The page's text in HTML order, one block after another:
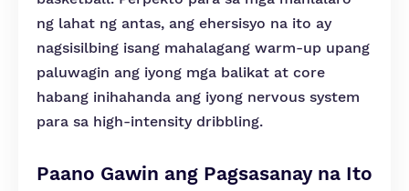
ng lahat ng antas, ang ehersisyo na ito ay
nagsisilbing isang mahalagang warm-up upang
paluwagin ang iyong mga balikat at core
habang inihahanda ang iyong nervous system
para sa high-intensity dribbling.
Paano Gawin ang Pagsasanay na Ito